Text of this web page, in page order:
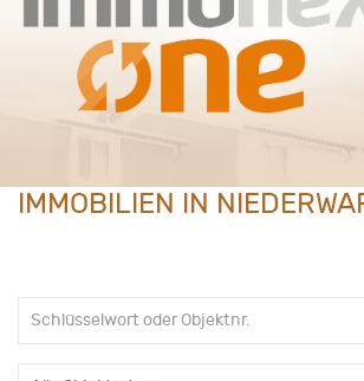
IMMOBILIEN IN